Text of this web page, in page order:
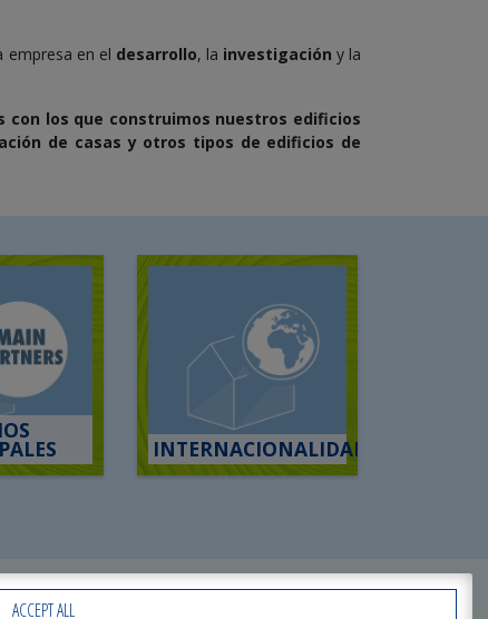
empresa en el desarrollo, la investigación y la
con los que construimos nuestros edificios
de casas y otros tipos de edificios de
INTERNACIONALIDAD
ACCEPT ALL